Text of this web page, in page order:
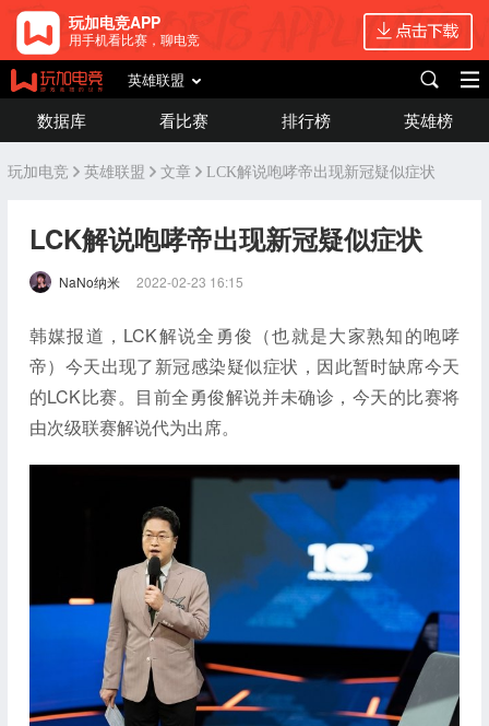
玩加电竞APP
用手机看比赛，聊电竞
英雄联盟
数据库 看比赛 排行榜 英雄榜
玩加电竞 英雄联盟 文章 LCK解说咆哮帝出现新冠疑似症状
LCK解说咆哮帝出现新冠疑似症状
NaNo纳米 2022-02-23 16:15
韩媒报道，LCK解说全勇俊（也就是大家熟知的咆哮
帝）今天出现了新冠感染疑似症状，因此暂时缺席今天
的LCK比赛。目前全勇俊解说并未确诊，今天的比赛将
由次级联赛解说代为出席。